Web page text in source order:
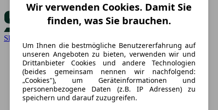
Skoda
Wir verwenden Cookies. Damit Sie
finden, was Sie brauchen.
Um Ihnen die bestmögliche Benutzererfahrung auf
unseren Angeboten zu bieten, verwenden wir und
Drittanbieter Cookies und andere Technologien
(beides gemeinsam nennen wir nachfolgend:
„Cookies"), um Geräteinformationen und
personenbezogene Daten (z.B. IP Adressen) zu
speichern und darauf zuzugreifen.